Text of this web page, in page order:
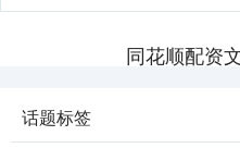
同花顺配资
话题标签